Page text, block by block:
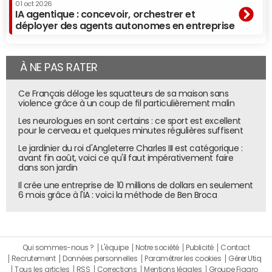
"Ensuite,KServe entrera en action pour déployer les
applications d'IA et les servir aux utilisateurs par le biais
Model Registryse chargera de référencer les modèles et
leurs différentes versions. Il comble le fossé entre les
une interface centralisée permettant à tous les acteurs
"Des outils de l'écosystème Kubernetes pourront être
utilisés pour des besoins spécifiques tels que Ray Serve
pour piloter l'inférence"
Pour optimiser les paramètres des modèles, Katibentre
dans la danse. Quant à Kubeflow Pipelines et Feast, ils
référencer les caractéristiques des modèles afférents.
"Enfin,Keda
prendra en charge l'autoscaling des phases
01 oct 2026
IA agentique : concevoir, orchestrer et
déployer des agents autonomes en entreprise
À NE PAS RATER
Ce Français déloge les squatteurs de sa maison sans
violence grâce à un coup de fil particulièrement malin
Les neurologues en sont certains : ce sport est excellent
pour le cerveau et quelques minutes régulières suffisent
Le jardinier du roi d'Angleterre Charles III est catégorique :
avant fin août, voici ce qu'il faut impérativement faire
dans son jardin
Il crée une entreprise de 10 millions de dollars en seulement
6 mois grâce à l'IA : voici la méthode de Ben Broca
Qui sommes-nous ? L'équipe Notre société Publicité
Contact
Recrutement
Données personnelles Paramétrer les cookies
Gérer Utiq
Tous les articles
RSS Corrections Mentions légales Groupe Figaro